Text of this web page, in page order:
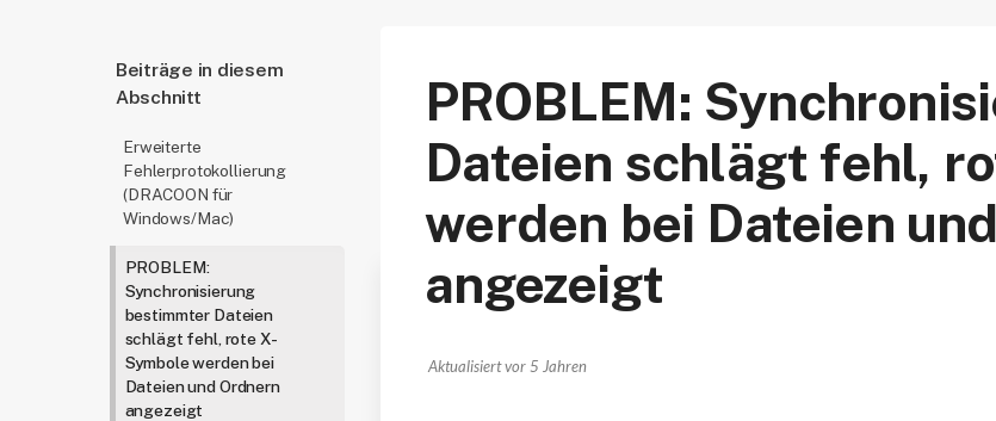
Beiträge in diesem
Abschnitt
Erweiterte
Fehlerprotokollierung
(DRACOON für
Windows/Mac)
PROBLEM:
Synchronisierung
bestimmter Dateien
schlägt fehl, rote X-
Symbole werden bei
Dateien und Ordnern
angezeigt
PROBLEM:
Dateien schlägt fehl,
werden bei Dateien
angezeigt
Aktualisiertvor 5 Jahren